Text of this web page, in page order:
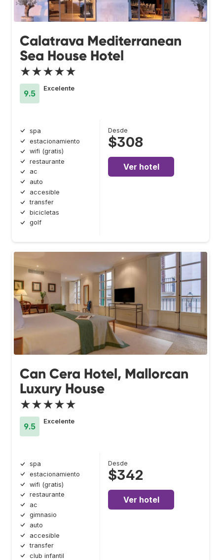
Calatrava Mediterranean
Sea House Hotel
★★★★★
9.5
Excelente
spa
estacionamiento
wifi (gratis)
restaurante
ac
auto
accesible
transfer
bicicletas
golf
Desde
$308
Ver hotel
Can Cera Hotel, Mallorcan
Luxury House
★★★★★
9.5
Excelente
spa
estacionamiento
wifi (gratis)
restaurante
ac
gimnasio
auto
accesible
transfer
club infantil
Desde
$342
Ver hotel